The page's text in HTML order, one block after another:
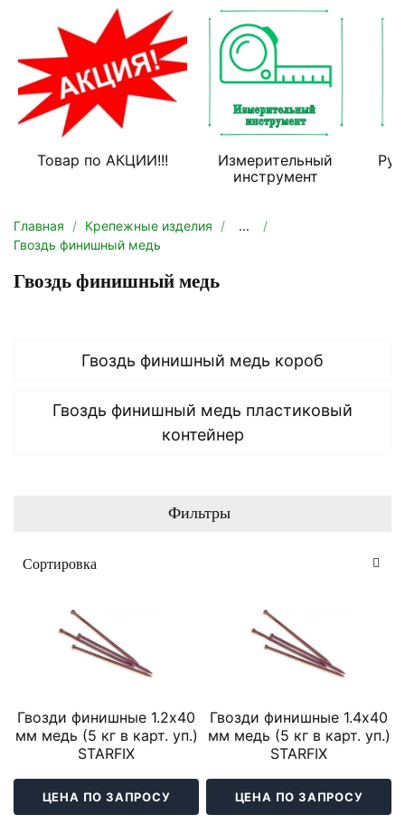
Товар по АКЦИИ!!!
Измерительный
инструмент
Главная Крепежные изделия
...
Гвоздь финишный медь
Гвоздь финишный медь
Гвоздь финишный медь короб
Гвоздь финишный медь пластиковый
контейнер
Фильтры
Гвозди финишные 1.2х40
мм медь (5 кг в карт. уп.)
STARFIX
ЦЕНА ПО ЗАПРОСУ
Гвозди финишные 1.4х40
мм медь (5 кг в карт. уп.)
STARFIX
ЦЕНА ПО ЗАПРОСУ